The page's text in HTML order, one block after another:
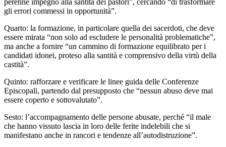
gli errori commessi in opportunità”.
Quarto: la formazione, in particolare quella dei sacerdoti, che deve
essere mirata “non solo ad escludere le personalità problematiche”,
ma anche a fornire “un cammino di formazione equilibrato per i
candidati idonei, proteso alla santità e comprensivo della virtù della
castità”.
Quinto: rafforzare e verificare le linee guida delle Conferenze
Episcopali, partendo dal presupposto che “nessun abuso deve mai
essere coperto e sottovalutato”.
Sesto: l’accompagnamento delle persone abusate, perché “il male
che hanno vissuto lascia in loro delle ferite indelebili che si
manifestano anche in rancori e tendenze all’autodistruzione”.